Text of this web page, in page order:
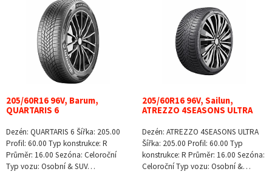
205/60R16 96V, Barum,
QUARTARIS 6
Dezén: QUARTARIS 6 Šířka: 205.00
Profil: 60.00 Typ konstrukce: R
Průměr: 16.00 Sezóna: Celoroční
Typ vozu: Osobní & SUV…
205/60R16 96V, Sailun,
ATREZZO 4SEASONS ULTRA
Dezén: ATREZZO 4SEASONS ULTRA
Šířka: 205.00 Profil: 60.00 Typ
konstrukce: R Průměr: 16.00 Sezóna:
Celoroční Typ vozu: Osobní &…